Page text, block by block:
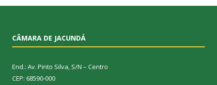
CÂMARA DE JACUNDÁ
End.: Av. Pinto Silva, S/N – Centro
CEP: 68590-000